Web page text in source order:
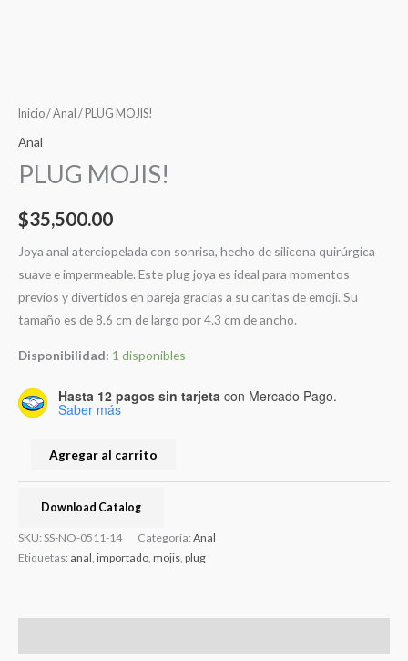
Inicio/Anal / PLUG MOJIS!
Anal
PLUG MOJIS!
$35,500.00
Joya anal aterciopelada con sonrisa, hecho de silicona quirúrgica
suave e impermeable. Este plug joya es ideal para momentos
previos y divertidos en pareja gracias a su caritas de emoji. Su
tamaño es de 8.6 cm de largo por 4.3 cm de ancho.
Disponibilidad: 1 disponibles
Hasta 12 pagos sin tarjeta con Mercado Pago.
Saber más
Agregar al carrito
Download Catalog
SKU: SS-NO-0511-14 Categoría: Anal
Etiquetas: anal, importado, mojis, plug